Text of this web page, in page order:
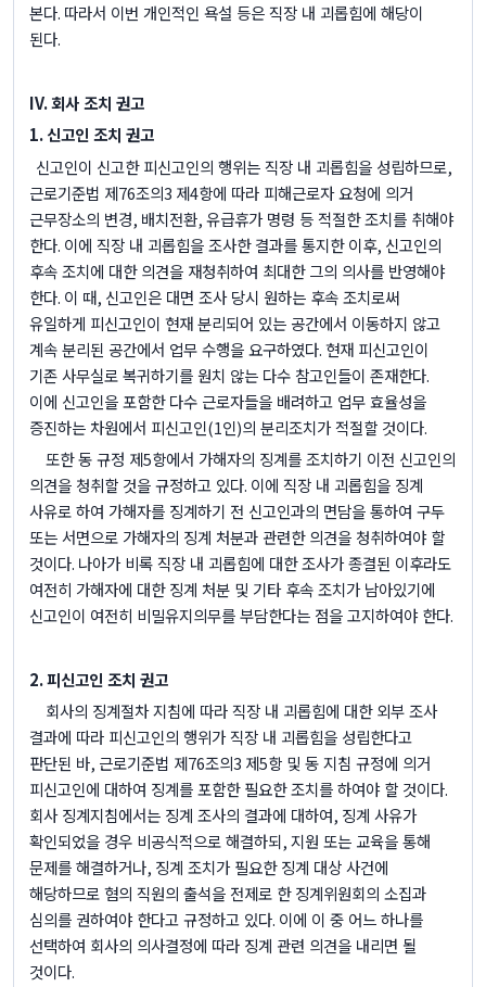
본다. 따라서 이번 개인적인 욕설 등은 직장 내 괴롭힘에 해당이
된다.
IV.회사 조치 권고
1.신고인 조치 권고
신고인이 신고한 피신고인의 행위는 직장 내 괴롭힘을 성립하므로,
근로기준법 제76조의3 제4항에 따라 피해근로자 요청에 의거
근무장소의 변경, 배치전환,유급휴가 명령 등 적절한 조치를 취해야
한다. 이에 직장 내 괴롭힘을 조사한 결과를 통지한 이후, 신고인의
후속 조치에 대한 의견을 재청취하여 최대한 그의 의사를 반영해야
한다. 이 때, 신고인은 대면 조사 당시 원하는 후속 조치로써
유일하게 피신고인이 현재 분리되어 있는 공간에서 이동하지 않고
계속 분리된 공간에서 업무 수행을 요구하였다.현재 피신고인이
기존 사무실로 복귀하기를 원치 않는 다수 참고인들이 존재한다.
이에 신고인을 포함한 다수 근로자들을 배려하고 업무 효율성을
증진하는 차원에서 피신고인(1인)의 분리조치가 적절할 것이다.
또한 동 규정 제5항에서 가해자의 징계를 조치하기 이전 신고인의
의견을 청취할 것을 규정하고 있다. 이에 직장 내 괴롭힘을 징계
사유로 하여 가해자를 징계하기 전 신고인과의 면담을 통하여 구두
또는 서면으로 가해자의 징계 처분과 관련한 의견을 청취하여야 할
것이다. 나아가 비록 직장 내 괴롭힘에 대한 조사가 종결된 이후라도
여전히 가해자에 대한 징계 처분 및 기타 후속 조치가 남아있기에
신고인이 여전히 비밀유지의무를 부담한다는 점을 고지하여야 한다.
2.피신고인 조치 권고
회사의 징계절차 지침에 따라 직장 내 괴롭힘에 대한 외부 조사
결과에 따라 피신고인의 행위가 직장 내 괴롭힘을 성립한다고
판단된 바, 근로기준법 제76조의3 제5항 및 동 지침 규정에 의거
피신고인에 대하여 징계를 포함한 필요한 조치를 하여야 할 것이다.
회사 징계지침에서는 징계 조사의 결과에 대하여, 징계 사유가
확인되었을 경우 비공식적으로 해결하되,지원 또는 교육을 통해
문제를 해결하거나, 징계 조치가 필요한 징계 대상 사건에
해당하므로 혐의 직원의 출석을 전제로 한 징계위원회의 소집과
심의를 권하여야 한다고 규정하고 있다. 이에 이 중 어느 하나를
선택하여 회사의 의사결정에 따라 징계 관련 의견을 내리면 될
것이다.